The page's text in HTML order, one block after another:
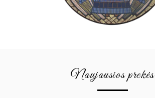
Naujausios prekės